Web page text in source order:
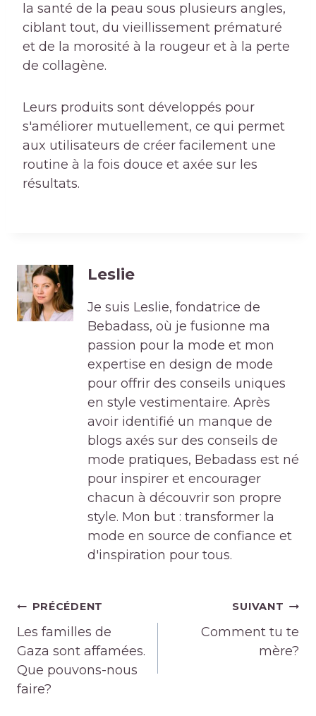
la santé de la peau sous plusieurs angles,
ciblant tout, du vieillissement prématuré
et de la morosité à la rougeur et à la perte
de collagène.
Leurs produits sont développés pour
s'améliorer mutuellement, ce qui permet
aux utilisateurs de créer facilement une
routine à la fois douce et axée sur les
résultats.
Leslie
Je suis Leslie, fondatrice de
Bebadass, où je fusionne ma
passion pour la mode et mon
expertise en design de mode
pour offrir des conseils uniques
en style vestimentaire. Après
avoir identifié un manque de
blogs axés sur des conseils de
mode pratiques, Bebadass est né
pour inspirer et encourager
chacun à découvrir son propre
style. Mon but : transformer la
mode en source de confiance et
d'inspiration pour tous.
Navigation
de
l’article
PRÉCÉDENT
Les familles de
Gaza sont affamées.
Que pouvons-nous
faire?
SUIVANT
Comment tu te
mère?